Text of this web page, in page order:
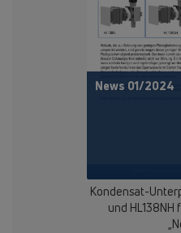
News 01/2024
Kondensat-
und